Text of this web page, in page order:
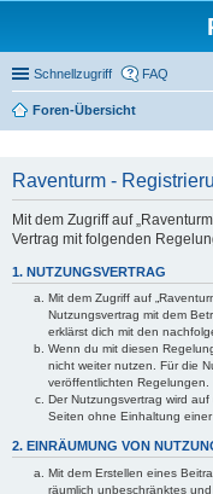
Schnellzugriff FAQ
Foren-Übersicht
Raventurm -
Mit dem Zugriff auf
Vertrag mit folgenden
1. NUTZUNGSVERTRAG
Mit dem Zugriff auf
Nutzungsvertrag mit dem
erklärst dich mit den
Wenn du mit diesen
nicht weiter nutzen. Für die
veröffentlichten Regelungen.
Der Nutzungsvertrag wird
Seiten ohne Einhaltung
2. EINRÄUMUNG VON
Mit dem Erstellen eines
räumlich unbeschränktes